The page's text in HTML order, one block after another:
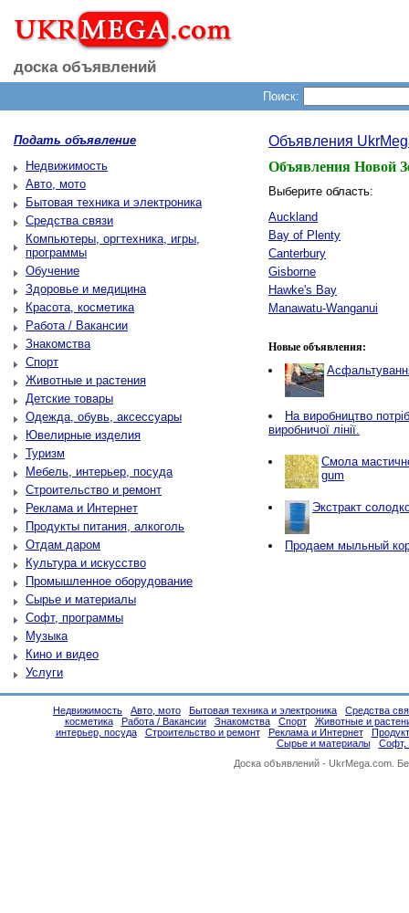
доска объявлений
Поиск:
Подать объявление
Недвижимость
Авто, мото
Бытовая техника и электроника
Средства связи
Компьютеры, оргтехника, игры,
программы
Обучение
Здоровье и медицина
Красота, косметика
Работа / Вакансии
Знакомства
Спорт
Животные и растения
Детские товары
Одежда, обувь, аксессуары
Ювелирные изделия
Туризм
Мебель, интерьер, посуда
Строительство и ремонт
Реклама и Интернет
Продукты питания, алкоголь
Отдам даром
Культура и искусство
Промышленное оборудование
Сырье и материалы
Софт, программы
Музыка
Кино и видео
Услуги
Объявления
Объявления Новой
Выберите область:
Auckland
Bay of Plenty
Canterbury
Gisborne
Hawke's Bay
Manawatu-Wanganui
Новые объявления:
Нa виробництво
виробничої лінії.
Смола
gum
Экстракт
Продаем мыльный
Недвижимость Авто, мото Бытовая техника и электроника
Средства
косметика
Работа / Вакансии Знакомства Спорт
Животные и
интерьер, посуда
Строительство и ремонт Реклама и Интернет
Сырье и материалы
Софт,
Доска объявлений - UkrMega.com.